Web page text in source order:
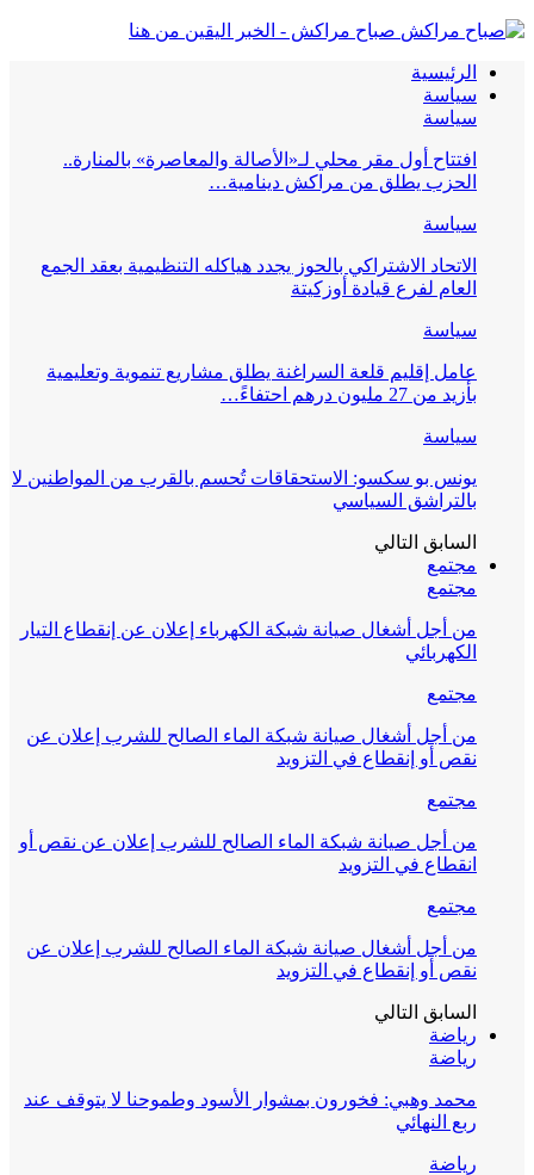
صباح مراكش - الخبر اليقين من هنا
الرئيسية
سياسة
سياسة
افتتاح أول مقر محلي لـ«الأصالة والمعاصرة» بالمنارة..
الحزب يطلق من مراكش دينامية…
سياسة
الاتحاد الاشتراكي بالحوز يجدد هياكله التنظيمية بعقد الجمع
العام لفرع قيادة أوزكيتة
سياسة
عامل إقليم قلعة السراغنة يطلق مشاريع تنموية وتعليمية
بأزيد من 27 مليون درهم احتفاءً…
سياسة
يونس بو سكسو: الاستحقاقات تُحسم بالقرب من المواطنين لا
بالتراشق السياسي
السابق التالي
مجتمع
مجتمع
من أجل أشغال صيانة شبكة الكهرباء إعلان عن إنقطاع التيار
الكهربائي
مجتمع
من أجل أشغال صيانة شبكة الماء الصالح للشرب إعلان عن
نقص أو إنقطاع في التزويد
مجتمع
من أجل صيانة شبكة الماء الصالح للشرب إعلان عن نقص أو
انقطاع في التزويد
مجتمع
من أجل أشغال صيانة شبكة الماء الصالح للشرب إعلان عن
نقص أو إنقطاع في التزويد
السابق التالي
رياضة
رياضة
محمد وهبي: فخورون بمشوار الأسود وطموحنا لا يتوقف عند
ربع النهائي
رياضة